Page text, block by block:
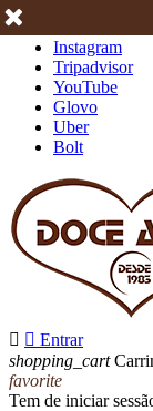
Instagram
Tripadvisor
YouTube
Glovo
Uber
Bolt
  Entrar
shopping_cart
favorite
Tem de iniciar